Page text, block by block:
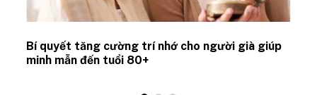
Bí quyết tăng cường trí nhớ cho người già giúp
minh mẫn đến tuổi 80+